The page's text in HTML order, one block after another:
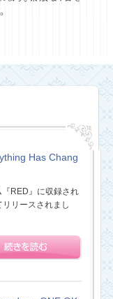
Has Chang
RED』に収録され
リースされまし